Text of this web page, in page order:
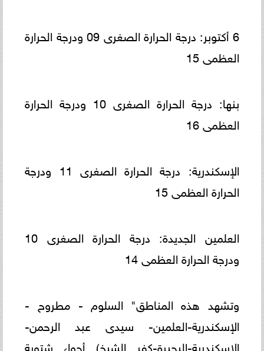
6 أكتوبر: درجة الحرارة الصغرى 09 ودرجة الحرارة
العظمى 15
بنها: درجة الحرارة الصغرى 10 ودرجة الحرارة
العظمى 16
الإسكندرية: درجة الحرارة الصغرى 11 ودرجة
الحرارة العظمى 15
العلمين الجديدة: درجة الحرارة الصغرى 10
ودرجة الحرارة العظمى 14
وتشهد هذه المناطق" السلوم - مطروح -
الإسكندرية-العلمين- سيدى عبد الرحمن-
الإسكندرية-البحيرة-كفر الشيخ) أجواء شتوية